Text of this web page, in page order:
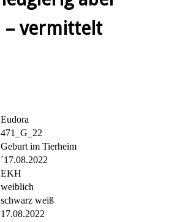
– vermittelt
Eudora
471_G_22
Geburt im Tierheim
´17.08.2022
EKH
weiblich
schwarz weiß
17.08.2022